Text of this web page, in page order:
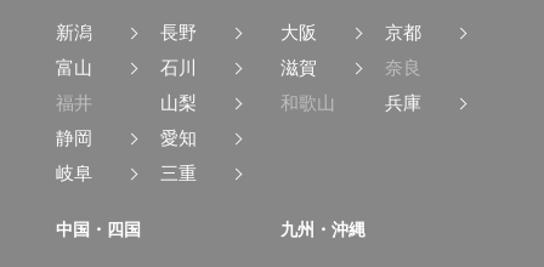
新潟
長野
富山
石川
福井
山梨
静岡
愛知
岐阜
三重
大阪
京都
滋賀
奈良
和歌山
兵庫
中国・四国 九州・沖縄